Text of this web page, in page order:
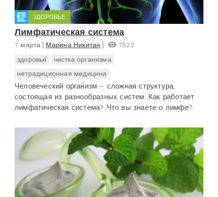
ЗДОРОВЬЕ
Лимфатическая система
7 марта Марина Никитан
7522
здоровье
чистка организма
нетрадиционная медицина
Человеческий организм – сложная структура,
состоящая из разнообразных систем. Как работает
лимфатическая система? Что вы знаете о лимфе?